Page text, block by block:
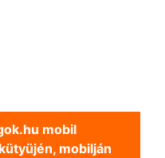
mobil
mobilján